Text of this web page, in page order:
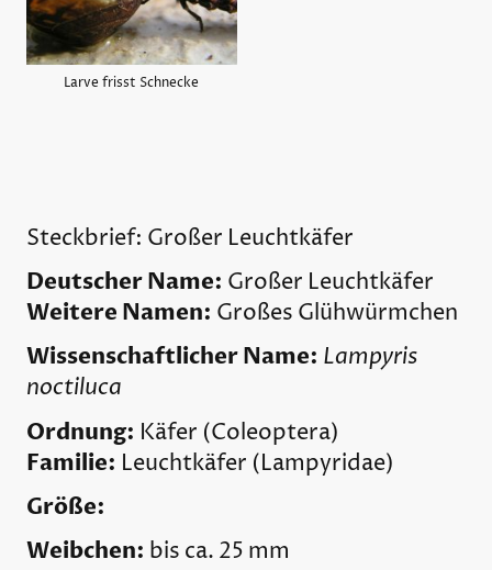
Larve frisst Schnecke
Steckbrief: Großer Leuchtkäfer
Deutscher Name: Großer Leuchtkäfer
Weitere Namen: Großes Glühwürmchen
Wissenschaftlicher Name: Lampyris
noctiluca
Ordnung: Käfer (Coleoptera)
Familie: Leuchtkäfer (Lampyridae)
Größe:
Weibchen: bis ca. 25 mm